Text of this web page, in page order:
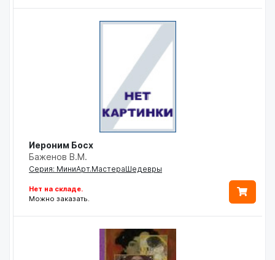
Иероним Босх
Баженов В.М.
Серия: МиниАрт.МастераШедевры
Нет на складе.
Можно заказать.